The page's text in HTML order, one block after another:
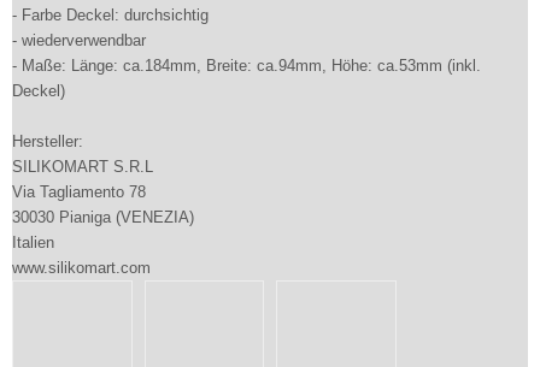
- Farbe Deckel: durchsichtig
- wiederverwendbar
- Maße: Länge: ca.184mm, Breite: ca.94mm, Höhe: ca.53mm (inkl.
Deckel)
Hersteller:
SILIKOMART S.R.L
Via Tagliamento 78
30030 Pianiga (VENEZIA)
Italien
www.silikomart.com